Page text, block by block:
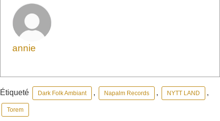
annie
Étiqueté Dark Folk Ambiant , Napalm Records , NYTT LAND ,
Torem